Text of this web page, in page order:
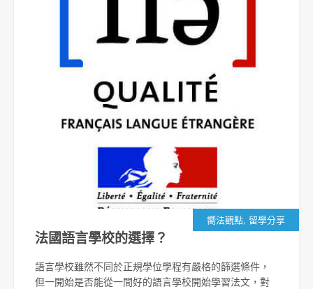
嚮法觀點, 留學分享
法國語言學校的選擇？
語言學校雖然不同於正規學位學程有嚴格的篩選條件，
但一開始是否能從一間好的語言學校開始學習法文，對